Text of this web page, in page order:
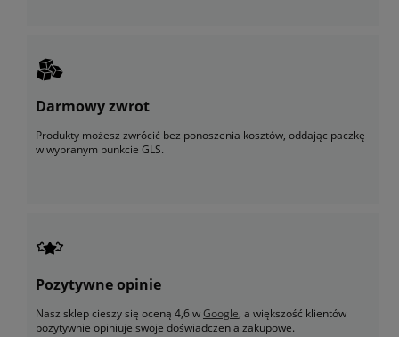
Darmowy zwrot
Produkty możesz zwrócić bez ponoszenia kosztów, oddając paczkę
w wybranym punkcie GLS.
Pozytywne opinie
Nasz sklep cieszy się oceną 4,6 wGoogle, a większość klientów
pozytywnie opiniuje swoje doświadczenia zakupowe.